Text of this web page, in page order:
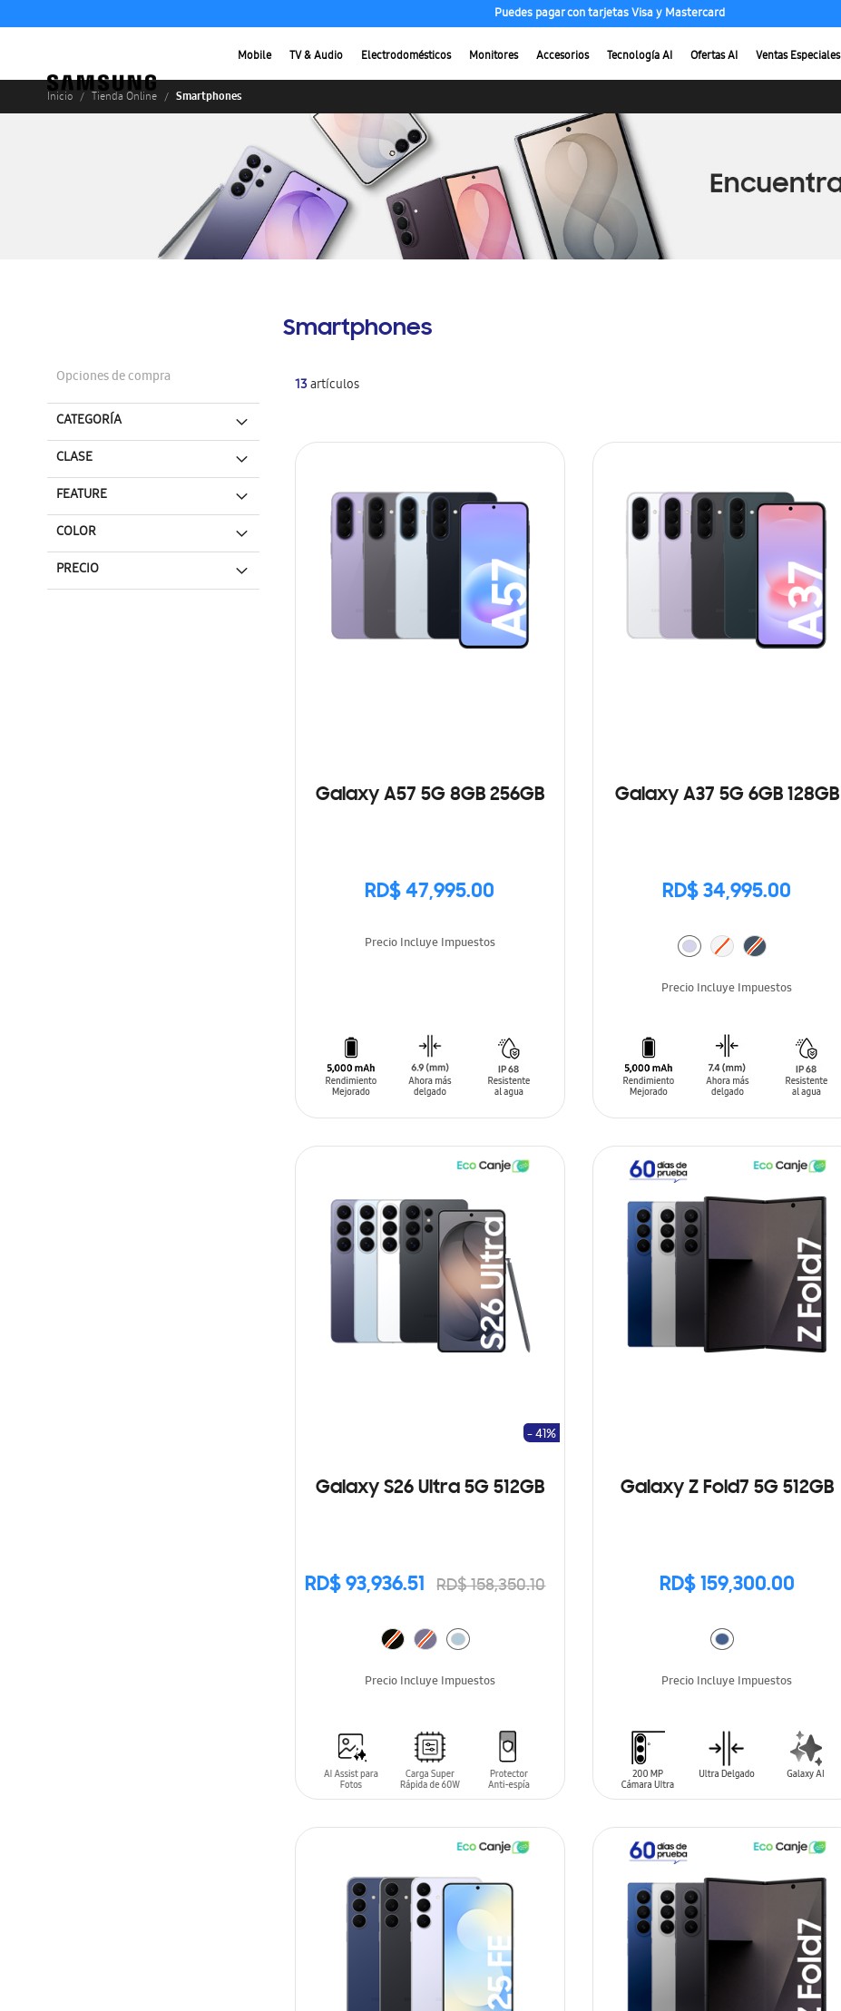
Puedes pagar con tarjetas Visa y Mastercard
Mobile TV & Audio Electrodomésticos Monitores Accesorios Tecnología AI Ofertas AI Ventas Especiales
Inicio Tienda Online Smartphones
Smartphones
13artículos
Galaxy A57 5G 8GB 256GB
RD$ 47,995.00
Precio Incluye Impuestos
DISPONIBLE
Galaxy A37 5G 6GB 128GB
RD$ 34,995.00
Precio Incluye Impuestos
AÑADIR AL CARRITO
Galaxy S26 Ultra 5G 512GB
RD$ 93,936.51 RD$ 158,350.10
- 41%
Precio Incluye Impuestos
Galaxy Z Fold7 5G 512GB
RD$ 159,300.00
Precio Incluye Impuestos
AÑADIR AL CARRITO
Opciones de compra
CATEGORÍA
CLASE
FEATURE
COLOR
PRECIO